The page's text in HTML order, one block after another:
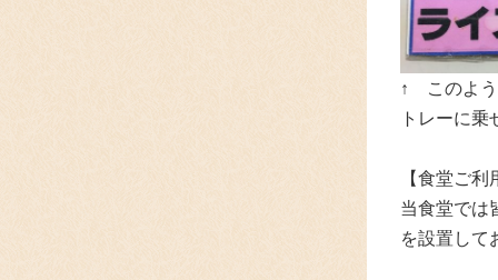
↑ このよう
トレーに
【食堂ご
当食堂では
を設置して